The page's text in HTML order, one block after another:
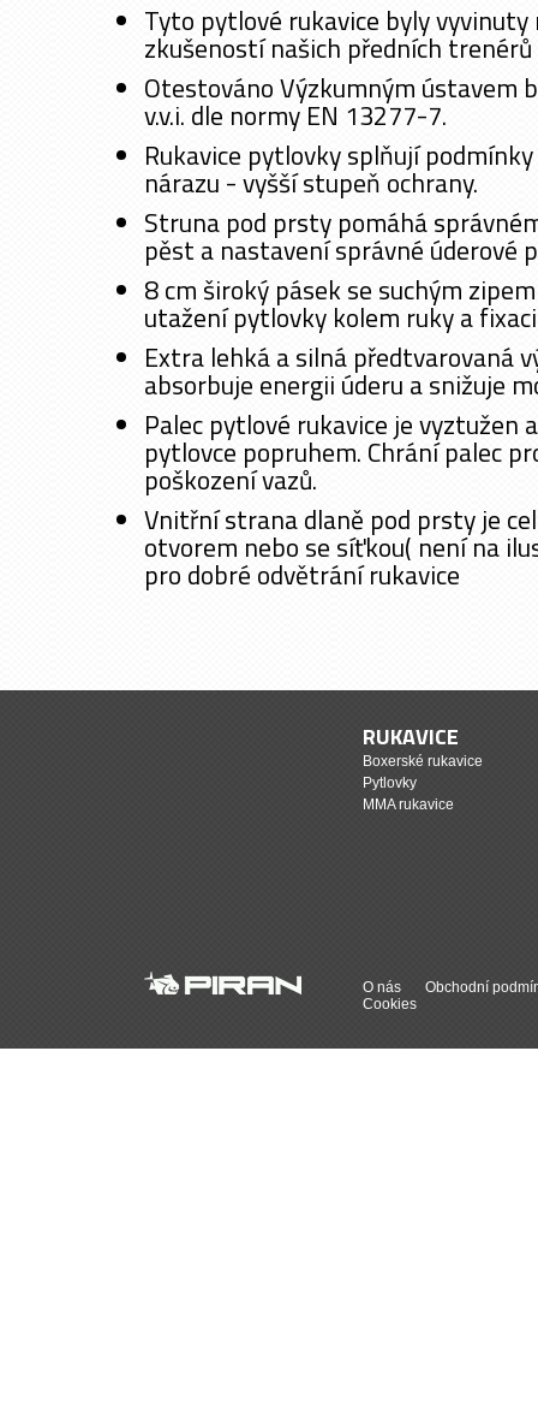
Tyto pytlové rukavice byly vyvinuty
zkušeností našich předních trenérů
Otestováno Výzkumným ústavem
v.v.i. dle normy EN 13277-7.
Rukavice pytlovky splňují
nárazu - vyšší stupeň ochrany.
Struna pod prsty pomáhá
pěst a nastavení správné úderové
8 cm široký pásek se suchým
utažení pytlovky kolem ruky a
Extra lehká a silná předtvarovaná
absorbuje energii úderu a snižuje
Palec pytlové rukavice je vyztužen
pytlovce popruhem. Chrání palec
poškození vazů.
Vnitřní strana dlaně pod prsty je
otvorem nebo se síťkou( není na
pro dobré odvětrání rukavice
RUKAVICE
Boxerské rukavice
Pytlovky
MMA rukavice
O nás
Obchodní
Cookies